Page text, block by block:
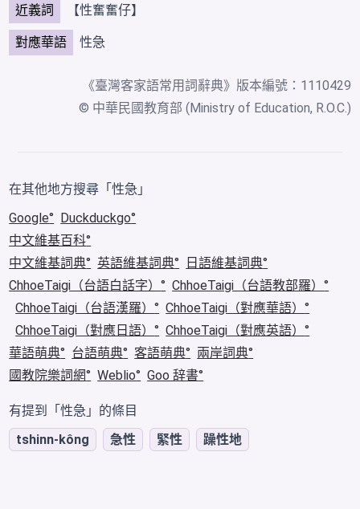
近義詞
【性奮奮仔】
對應華語 性急
《臺灣客家語常用詞辭典》版本編號：1110429
© 中華民國教育部 (Ministry of Education, R.O.C.)
在其他地方搜尋「性急」
Google
Duckduckgo
中文維基百科
中文維基詞典
英語維基詞典
日語維基詞典
ChhoeTaigi（台語白話字）
ChhoeTaigi（台語教部羅）
ChhoeTaigi（台語漢羅）
ChhoeTaigi（對應華語）
ChhoeTaigi（對應日語）
ChhoeTaigi（對應英語）
華語萌典
台語萌典 客語萌典
兩岸詞典
國教院樂詞網
Weblio Goo 辞書
有提到「性急」的條目
tshinn-kông
急性 緊性 躁性地